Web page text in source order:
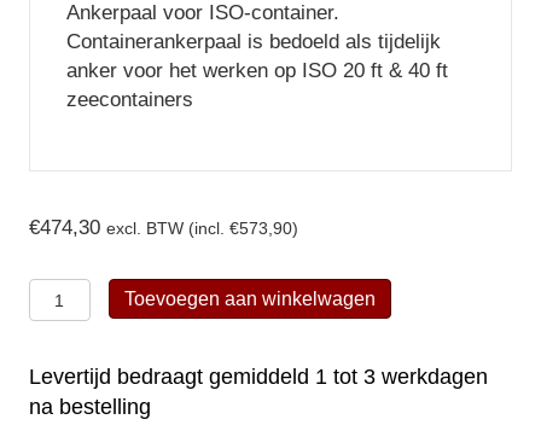
Ankerpaal voor ISO-container.
Containerankerpaal is bedoeld als tijdelijk
anker voor het werken op ISO 20 ft & 40 ft
zeecontainers
€474,30 excl. BTW (incl. €573,90)
Kratos
Safety
voor
ISO
Toevoegen aan winkelwagen
Levertijd bedraagt gemiddeld 1 tot 3 werkdagen
na bestelling